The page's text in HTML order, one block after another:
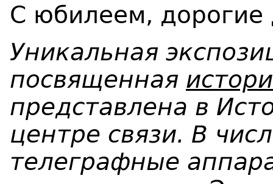
С юбилеем, дорогие
Уникальная
посвященная
представлена в
центре связи. В
телеграфные